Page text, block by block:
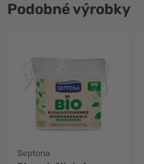
Podobné výrobky
Septona